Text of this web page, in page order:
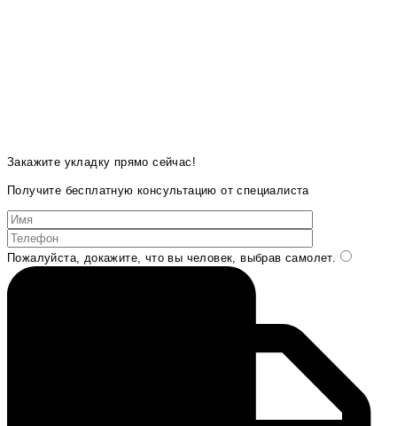
Закажите укладку прямо сейчас!
Получите бесплатную консультацию от специалиста
Пожалуйста, докажите, что вы человек, выбрав самолет.